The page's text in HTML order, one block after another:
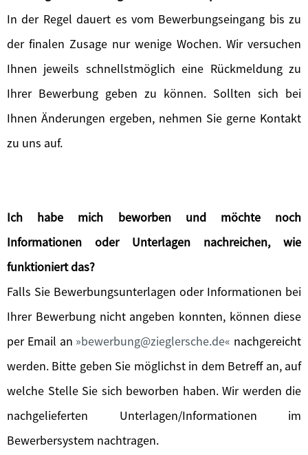
In der Regel dauert es vom Bewerbungseingang bis zu
der finalen Zusage nur wenige Wochen. Wir versuchen
Ihnen jeweils schnellstmöglich eine Rückmeldung zu
Ihrer Bewerbung geben zu können. Sollten sich bei
Ihnen Änderungen ergeben, nehmen Sie gerne Kontakt
zu uns auf.
Ich habe mich beworben und möchte noch
Informationen oder Unterlagen nachreichen, wie
funktioniert das?
Falls Sie Bewerbungsunterlagen oder Informationen bei
Ihrer Bewerbung nicht angeben konnten, können diese
per Email an
bewerbung@zieglersche.de nachgereicht
werden. Bitte geben Sie möglichst in dem Betreff an, auf
welche Stelle Sie sich beworben haben. Wir werden die
nachgelieferten Unterlagen/Informationen im
Bewerbersystem nachtragen.